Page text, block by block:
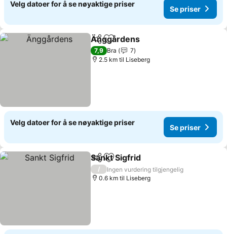
Velg datoer for å se nøyaktige priser
Se priser
Del Legg til i favoritter
Änggårdens
7,9 Bra
7
2.5 km til Liseberg
Velg datoer for å se nøyaktige priser
Se priser
Del Legg til i favoritter
Sankt Sigfrid
/
Ingen vurdering tilgjengelig
0.6 km til Liseberg